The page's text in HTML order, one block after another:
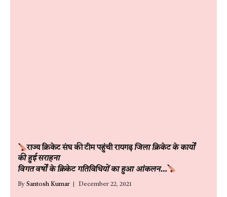
राज्य क्रिकेट संघ की टीम पहुंची रायगढ़जिला क्रिकेट के कार्यों
की हुई सराहना
विगत वर्षों के क्रिकेट गतिविधियों का हुआ आंकलन…
By Santosh Kumar December 22, 2021